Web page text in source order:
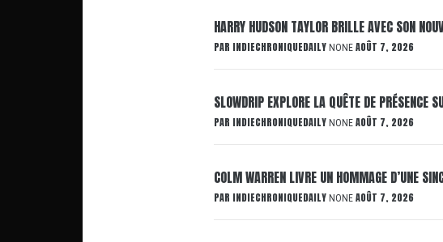
HARRY HUDSON TAYLOR BRILLE AVEC SON
PAR INDIECHRONIQUEDAILY NONE AOÛT 7, 2026
SLOWDRIP EXPLORE LA QUÊTE DE
PAR INDIECHRONIQUEDAILY NONE AOÛT 7, 2026
COLM WARREN LIVRE UN HOMMAGE D’UNE
PAR INDIECHRONIQUEDAILY NONE AOÛT 7, 2026